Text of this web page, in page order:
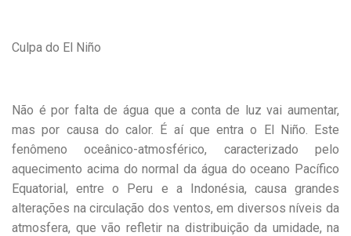
Culpa do El Niño
Não é por falta de água que a conta de luz vai aumentar,
mas por causa do calor. É aí que entra o El Niño. Este
fenômeno oceânico-atmosférico, caracterizado pelo
aquecimento acima do normal da água do oceano Pacífico
Equatorial, entre o Peru e a Indonésia, causa grandes
alterações na circulação dos ventos, em diversos níveis da
atmosfera, que vão refletir na distribuição da umidade, na